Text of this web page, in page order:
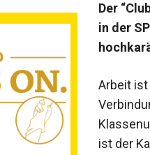
Der
in der
Arbeit
ist der